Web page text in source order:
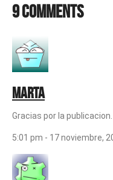
9 Comments
Marta
Gracias por la
5:01 pm - 17 noviembre,